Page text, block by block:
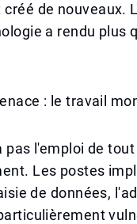
de nouveaux.
a rendu plus
: le travail
pas l'emploi de
Les postes
de données,